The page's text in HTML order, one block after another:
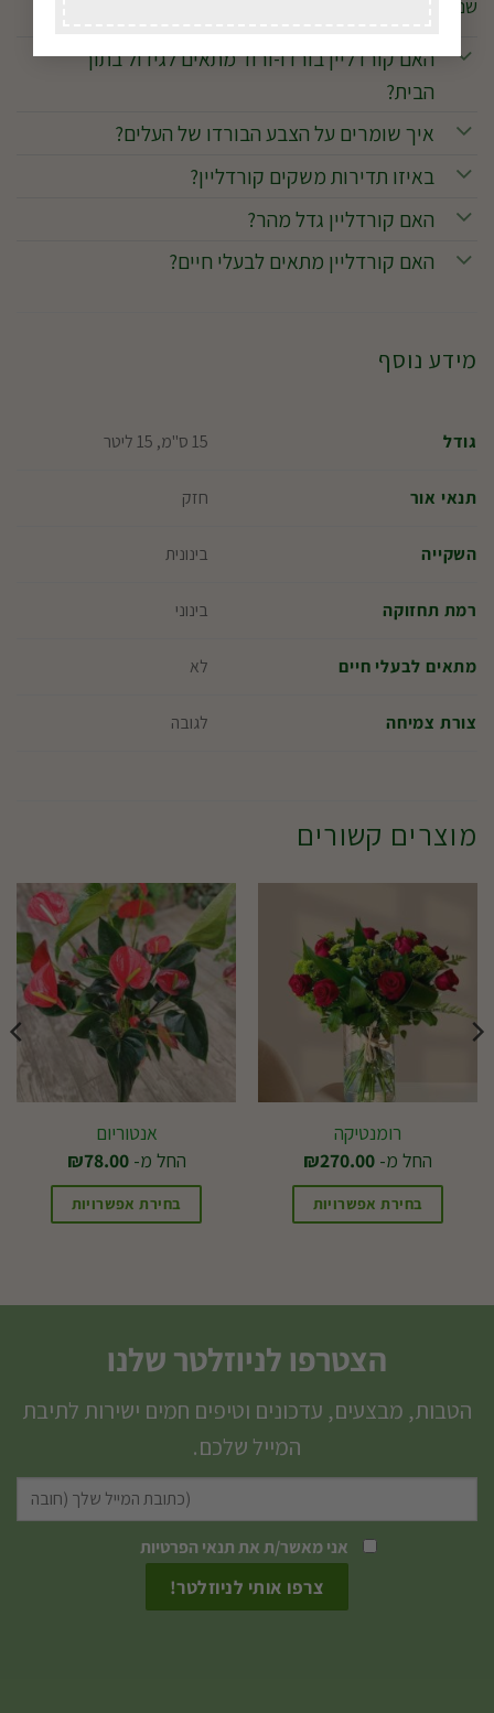
שנבחרו בקפידה כדי להכניס צבע, גובה ואווירה טבעית לכל חלל.
האם קורדליין בורדו-ורוד מתאים לגידול בתוך
הבית?
איך שומרים על הצבע הבורדו של העלים?
באיזו תדירות משקים קורדליין?
האם קורדליין גדל מהר?
האם קורדליין מתאים לבעלי חיים?
מידע נוסף
גודל 15 ס"מ, 15 ליטר
תנאי אור חזק
השקייה בינונית
רמת תחזוקה בינוני
מתאים לבעלי חיים לא
צורת צמיחה לגובה
מוצרים קשורים
רומנטיקה
החל מ-
₪270.00
בחירת אפשרויות
יש
סוגים.
לבחור
האפשרויות
בעמוד
המוצר
אנטוריום
החל מ-
₪78.00
בחירת אפשרויות
יש
סוגים.
לבחור
האפשרויות
בעמוד
הצטרפו לניוזלטר שלנו
הטבות, מבצעים, עדכונים וטיפים חמים ישירות לתיבת
המייל שלכם.
אני מאשר/ת אתתנאי הפרטיות